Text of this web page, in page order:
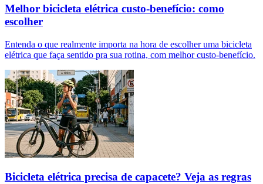
Melhor bicicleta elétrica custo-benefício: como
escolher
Entenda o que realmente importa na hora de escolher uma bicicleta
elétrica que faça sentido pra sua rotina, com melhor custo-benefício.
Bicicleta elétrica precisa de capacete? Veja as regras